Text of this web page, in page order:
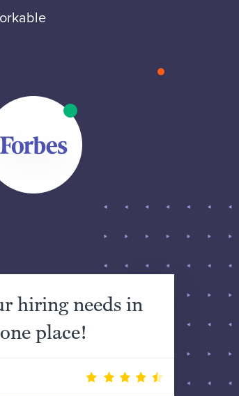
hiring needs in
one place!